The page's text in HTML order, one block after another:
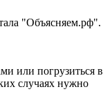
в день матча КС
автобусов №
"Объясняем.рф".
или погрузиться в
случаях нужно